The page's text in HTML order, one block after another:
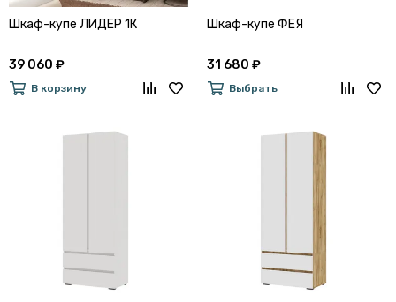
Шкаф-купе ЛИДЕР 1К
39 060 ₽
В корзину
Шкаф-купе ФЕЯ
31 680 ₽
Выбрать